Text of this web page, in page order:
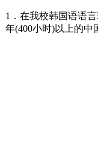
1．在我校韩国语语
年(400小时)以上的中